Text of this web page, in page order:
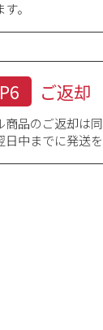
。
ご返却
商品のご返却は
日中までに発送